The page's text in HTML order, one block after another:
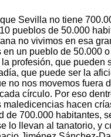
Sevilla no tiene
pueblos de 50.000
no vivimos en esa
en un pueblo de 50.000
la profesión, que pueden
que puede ser la
no nos movemos fuera
círculo. Por eso
maledicencias hacen
de 700.000 habitantes,
lo llevan al tanatorio, y